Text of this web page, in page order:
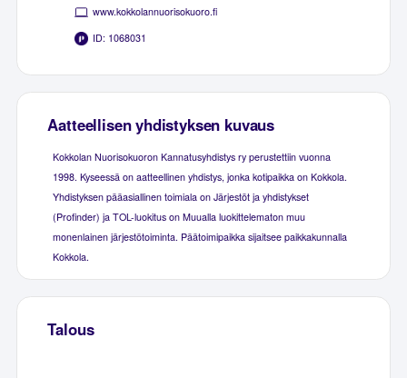
www.kokkolannuorisokuoro.fi
ID: 1068031
Aatteellisen yhdistyksen kuvaus
Kokkolan Nuorisokuoron Kannatusyhdistys ry perustettiin vuonna
1998. Kyseessä on aatteellinen yhdistys, jonka kotipaikka on Kokkola.
Yhdistyksen pääasiallinen toimiala on Järjestöt ja yhdistykset
(Profinder) ja TOL-luokitus on Muualla luokittelematon muu
monenlainen järjestötoiminta. Päätoimipaikka sijaitsee paikkakunnalla
Kokkola.
Talous